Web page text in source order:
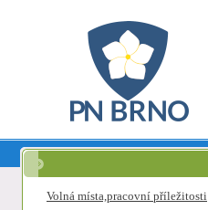
Volná místa,pracovní příležitosti